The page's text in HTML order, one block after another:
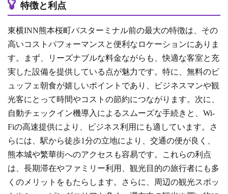
特徴と利点
東横INN熊本桜町バスターミナル前の最大の特徴は、その
高いコストパフォーマンスと便利なロケーションにありま
す。まず、リーズナブルな料金ながらも、快適な客室と充
実した設備を提供している点が魅力です。特に、無料のビ
ュッフェ朝食が嬉しいポイントであり、ビジネスマンや観
光客にとって時間やコストの節約につながります。次に、
自動チェックイン機導入によるスムーズな手続きと、Wi-
Fiの高速提供により、ビジネス利用にも適しています。さ
らには、駅から徒歩1分の立地により、交通の便が良く、
熊本城や繁華街へのアクセスも容易です。これらの利点
は、長期滞在やファミリー利用、観光目的の旅行者にも多
くのメリットをもたらします。さらに、周辺の観光スポッ